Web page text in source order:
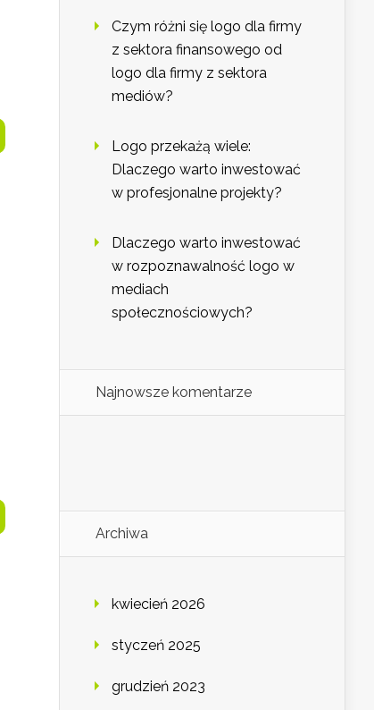
Czym różni się logo dla firmy
z sektora finansowego od
logo dla firmy z sektora
mediów?
Logo przekażą wiele:
Dlaczego warto inwestować
w profesjonalne projekty?
Dlaczego warto inwestować
w rozpoznawalność logo w
mediach
społecznościowych?
Najnowsze komentarze
Archiwa
kwiecień 2026
styczeń 2025
grudzień 2023